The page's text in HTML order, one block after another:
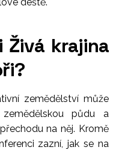
Živá krajina
zemědělství může
půdu a
na něj. Kromě
zazní, jak se na